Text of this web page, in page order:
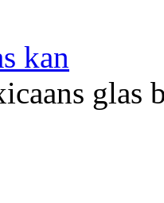
kan
glas